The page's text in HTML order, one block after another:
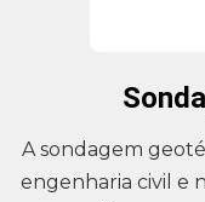
A sondagem
engenharia civil e